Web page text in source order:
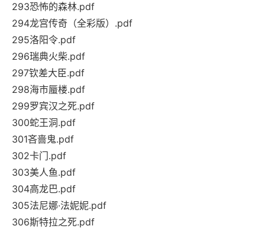
293恐怖的森林.pdf
294龙宫传奇（全彩版）.pdf
295洛阳令.pdf
296瑞典火柴.pdf
297钦差大臣.pdf
298海市蜃楼.pdf
299罗宾汉之死.pdf
300蛇王洞.pdf
301吝啬鬼.pdf
302卡门.pdf
303美人鱼.pdf
304高龙巴.pdf
305法尼娜·法妮妮.pdf
306斯特拉之死.pdf